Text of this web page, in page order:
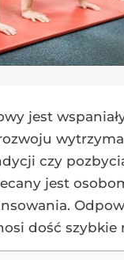
jest
czy
jest
dość szybkie